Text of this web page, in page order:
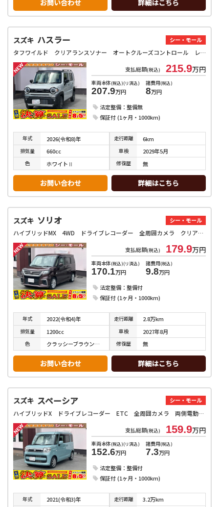
お問い合わせ 詳細はこちら
スズキ ハスラー シー・モール
タフワイルド クリアランスソナー オートクルーズコントロール レーンアシスト 衝突被害軽減システム オートライト LEDヘッドランプ スマートキー アイドリングストップ 電動格納ミラー シートヒーター CVT
支払総額(税込) 215.9万円
車両本体(税込)(リ済込)
207.9万円
諸費用(税込)
8万円
法定整備：整備無
保証付 (1ヶ月・1000km)
年式 2026(令和8)年 走行距離 6km
排気量 660cc 車検 2029年5月
色 ホワイトⅡ 修復歴 無
お問い合わせ 詳細はこちら
スズキ ソリオ シー・モール
ハイブリッドMX 4WD ドライブレコーダー 全周囲カメラ クリアランスソナー オートクルーズコントロール レーンアシスト 衝突被害軽減システム 両側スライド・片側電動 オートライト スマートキー アイドリングストップ
支払総額(税込) 179.9万円
車両本体(税込)(リ済込)
170.1万円
諸費用(税込)
9.8万円
法定整備：整備付
保証付 (1ヶ月・1000km)
年式 2022(令和4)年 走行距離 2.8万km
排気量 1200cc 車検 2027年8月
色 クラッシーブラウンメタリック 修復歴 無
お問い合わせ 詳細はこちら
スズキ スペーシア シー・モール
ハイブリッドX ドライブレコーダー ETC 全周囲カメラ 両側電動スライドドア ナビ クリアランスソナー レーンアシスト 衝突被害軽減システム オートライト スマートキー アイドリングストップ 電動格納ミラー
支払総額(税込) 159.9万円
車両本体(税込)(リ済込)
152.6万円
諸費用(税込)
7.3万円
法定整備：整備付
保証付 (1ヶ月・1000km)
年式 2021(令和3)年 走行距離 3.2万km